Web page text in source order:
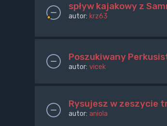
spływ kajakowy z
autor: krz63
Poszukiwany
autor: vicek
Rysujesz w zeszycie
autor: aniola